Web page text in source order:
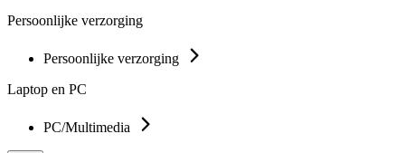
Persoonlijke verzorging
Persoonlijke verzorging
Laptop en PC
PC/Multimedia